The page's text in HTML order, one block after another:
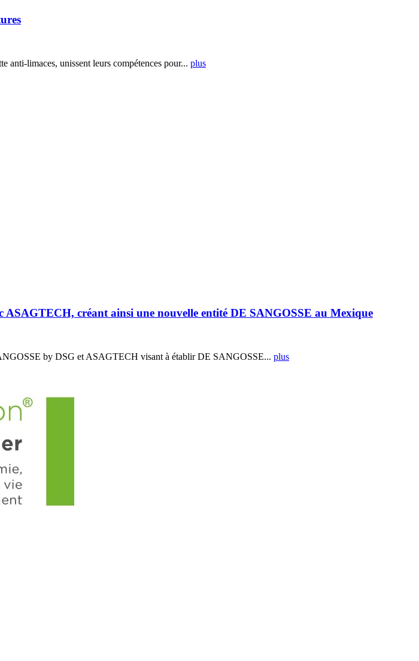
limaces, unissent leurs compétences pour... plus
créant ainsi une nouvelle entité DE SANGOSSE au Mexique
by DSG et ASAGTECH visant à établir DE SANGOSSE... plus